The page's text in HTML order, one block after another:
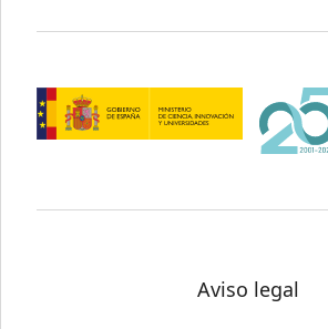
Aviso legal